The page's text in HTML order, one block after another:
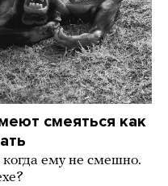
смеяться как
когда ему не смешно.